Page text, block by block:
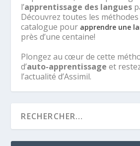
l’apprentissage des langues
Découvrez toutes les
catalogue pour apprendre une
près d’une centaine!
Plongez au cœur de cette
d’auto-apprentissage et
l’actualité d’Assimil.